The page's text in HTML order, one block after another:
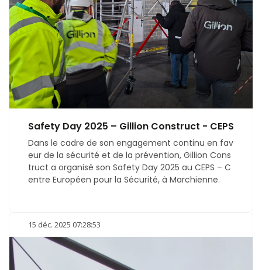
Safety Day 2025 – Gillion Construct - CEPS
Dans le cadre de son engagement continu en fav
eur de la sécurité et de la prévention, Gillion Cons
truct a organisé son Safety Day 2025 au CEPS – C
entre Européen pour la Sécurité, à Marchienne.
15 déc. 2025 07:28:53